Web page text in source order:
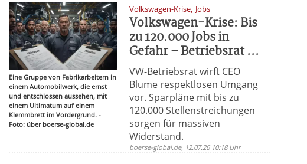
Eine Gruppe von Fabrikarbeitern in
einem Automobilwerk, die ernst
und entschlossen aussehen, mit
einem Ultimatum auf einem
Klemmbrett im Vordergrund. -
Foto: über boerse-global.de
Volkswagen-Krise, Jobs
Volkswagen-Krise: Bis
zu 120.000 Jobs in
Gefahr – Betriebsrat ...
VW-Betriebsrat wirft CEO
Blume respektlosen Umgang
vor. Sparpläne mit bis zu
120.000 Stellenstreichungen
sorgen für massiven
Widerstand.
boerse-global.de, 12.07.26 10:18 Uhr